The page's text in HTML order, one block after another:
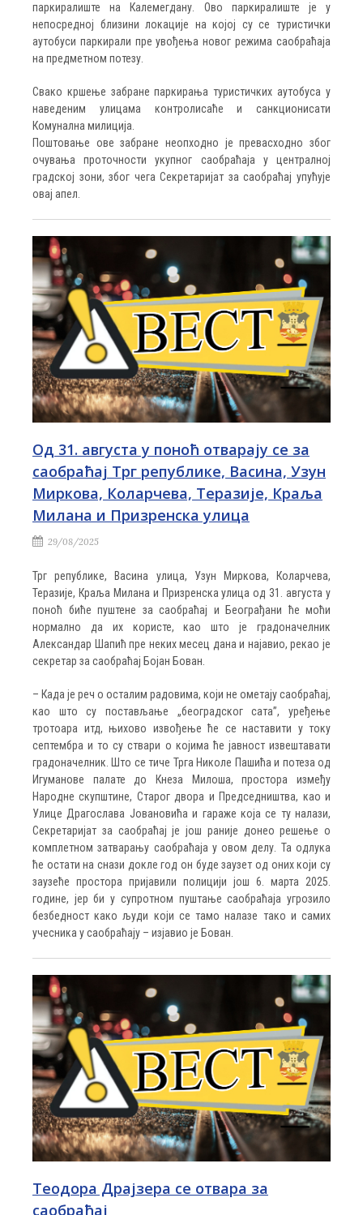
паркиралиште на Калемегдану. Ово паркиралиште је у
непосредној близини локације на којој су се туристички
аутобуси паркирали пре увођења новог режима саобраћаја
на предметном потезу.
Свако кршење забране паркирања туристичких аутобуса у
наведеним улицама контролисаће и санкционисати
Комунална милиција.
Поштовање ове забране неопходно је превасходно због
очувања проточности укупног саобраћаја у централној
градској зони, због чега Секретаријат за саобраћај упућује
овај апел.
Од 31. августа у поноћ отварају се за
саобраћај Трг републике, Васина, Узун
Миркова, Коларчева, Теразије, Краља
Милана и Призренска улица
29/08/2025
Трг републике, Васина улица, Узун Миркова, Коларчева,
Теразије, Краља Милана и Призренска улица од 31. августа у
поноћ биће пуштене за саобраћај и Београђани ће моћи
нормално да их користе, као што је градоначелник
Александар Шапић пре неких месец дана и најавио, рекао је
секретар за саобраћај Бојан Бован.
– Када је реч о осталим радовима, који не ометају саобраћај,
као што су постављање „београдског сата”, уређење
тротоара итд, њихово извођење ће се наставити у току
септембра и то су ствари о којима ће јавност извештавати
градоначелник. Што се тиче Трга Николе Пашића и потеза од
Игуманове палате до Кнеза Милоша, простора између
Народне скупштине, Старог двора и Председништва, као и
Улице Драгослава Јовановића и гараже која се ту налази,
Секретаријат за саобраћај је још раније донео решење о
комплетном затварању саобраћаја у овом делу. Та одлука
ће остати на снази докле год он буде заузет од оних који су
заузеће простора пријавили полицији још 6. марта 2025.
године, јер би у супротном пуштање саобраћаја угрозило
безбедност како људи који се тамо налазе тако и самих
учесника у саобраћају – изјавио је Бован.
Теодора Драјзера се отвара за
саобраћај